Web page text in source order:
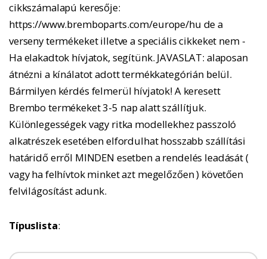
cikkszámalapú keresője:
https://www.bremboparts.com/europe/hu de a
verseny termékeket illetve a speciális cikkeket nem -
Ha elakadtok hívjatok, segítünk. JAVASLAT: alaposan
átnézni a kínálatot adott termékkategórián belül.
Bármilyen kérdés felmerül hívjatok! A keresett
Brembo termékeket 3-5 nap alatt szállítjuk.
Különlegességek vagy ritka modellekhez passzoló
alkatrészek esetében elfordulhat hosszabb szállítási
határidő erről MINDEN esetben a rendelés leadását (
vagy ha felhívtok minket azt megelőzően ) követően
felvilágosítást adunk.
Típuslista: